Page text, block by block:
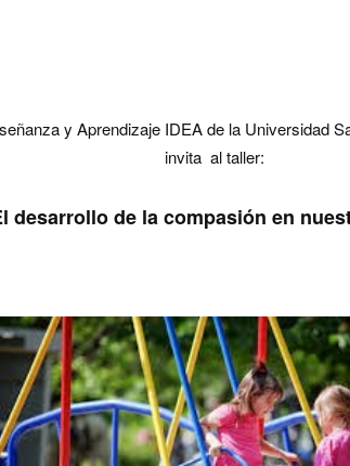
y Aprendizaje IDEA de la Universidad
invita al taller:
desarrollo de la compasión en